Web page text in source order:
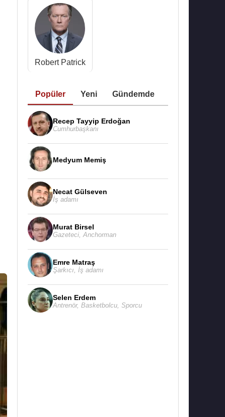
Robert Patrick
Popüler Yeni Gündemde
Recep Tayyip Erdoğan
Cumhurbaşkanı
Medyum Memiş
Necat Gülseven
İş adamı
Murat Birsel
Gazeteci, Anchorman
Emre Matraş
Şarkıcı İş adamı
Selen Erdem
Antrenör, Basketbolcu, Sporcu